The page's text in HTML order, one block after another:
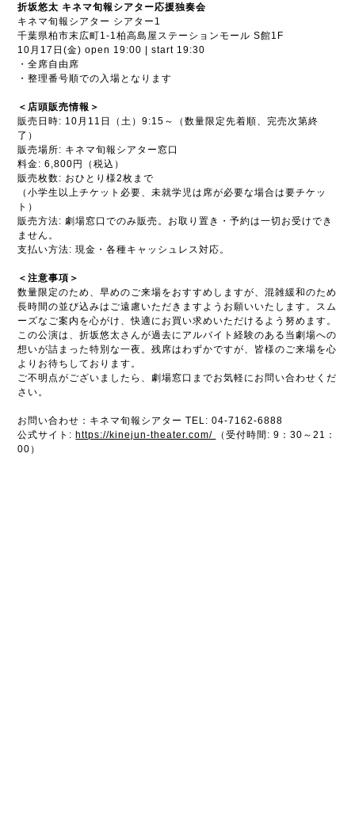
折坂悠太 キネマ旬報シアター応援独奏会
キネマ旬報シアター シアター1
千葉県柏市末広町1-1柏高島屋ステーションモール S館1F
10月17日(金) open 19:00 | start 19:30
・全席自由席
・整理番号順での入場となります
＜店頭販売情報＞
販売日時: 10月11日（土）9:15～（数量限定先着順、完売次第終
了）
販売場所: キネマ旬報シアター窓口
料金: 6,800円（税込）
販売枚数: おひとり様2枚まで
（小学生以上チケット必要、未就学児は席が必要な場合は要チケッ
ト）
販売方法: 劇場窓口でのみ販売。お取り置き・予約は一切お受けでき
ません。
支払い方法: 現金・各種キャッシュレス対応。
＜注意事項＞
数量限定のため、早めのご来場をおすすめしますが、混雑緩和のため
長時間の並び込みはご遠慮いただきますようお願いいたします。スム
ーズなご案内を心がけ、快適にお買い求めいただけるよう努めます。
この公演は、折坂悠太さんが過去にアルバイト経験のある当劇場への
想いが詰まった特別な一夜。残席はわずかですが、皆様のご来場を心
よりお待ちしております。
ご不明点がございましたら、劇場窓口までお気軽にお問い合わせくだ
さい。
お問い合わせ：キネマ旬報シアター TEL: 04-7162-6888
公式サイト:https://kinejun-theater.com/
（受付時間: 9：30～21：
00）